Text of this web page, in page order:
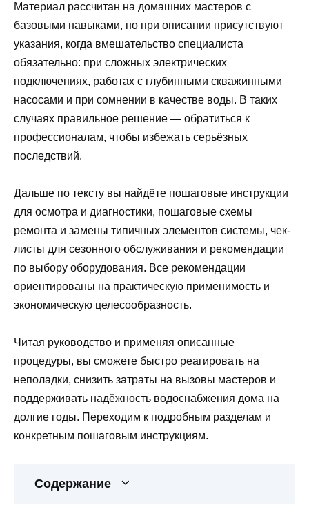
Материал рассчитан на домашних мастеров с
базовыми навыками, но при описании присутствуют
указания, когда вмешательство специалиста
обязательно: при сложных электрических
подключениях, работах с глубинными скважинными
насосами и при сомнении в качестве воды. В таких
случаях правильное решение — обратиться к
профессионалам, чтобы избежать серьёзных
последствий.
Дальше по тексту вы найдёте пошаговые инструкции
для осмотра и диагностики, пошаговые схемы
ремонта и замены типичных элементов системы, чек-
листы для сезонного обслуживания и рекомендации
по выбору оборудования. Все рекомендации
ориентированы на практическую применимость и
экономическую целесообразность.
Читая руководство и применяя описанные
процедуры, вы сможете быстро реагировать на
неполадки, снизить затраты на вызовы мастеров и
поддерживать надёжность водоснабжения дома на
долгие годы. Переходим к подробным разделам и
конкретным пошаговым инструкциям.
Содержание